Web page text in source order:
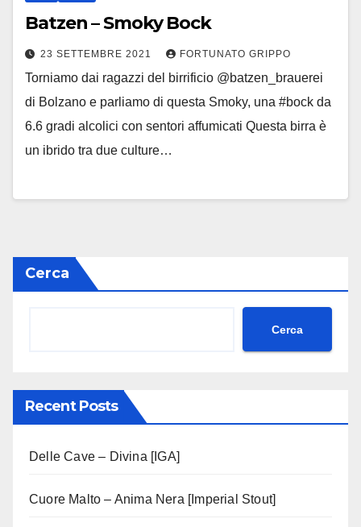
Batzen – Smoky Bock
23 SETTEMBRE 2021 FORTUNATO GRIPPO
Torniamo dai ragazzi del birrificio @batzen_brauerei
di Bolzano e parliamo di questa Smoky, una #bock da
6.6 gradi alcolici con sentori affumicati Questa birra è
un ibrido tra due culture…
Cerca
Cerca
Recent Posts
Delle Cave – Divina [IGA]
Cuore Malto – Anima Nera [Imperial Stout]